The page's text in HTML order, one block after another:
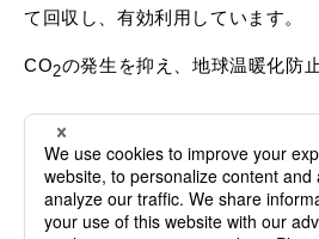
て回収し、有効利用しています。
CO2の発生を抑え、地球温暖化防
千葉事業所